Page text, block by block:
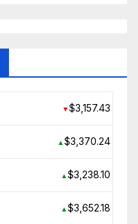
▼$3,157.43
▲$3,370.24
▲$3,238.10
▲$3,652.18